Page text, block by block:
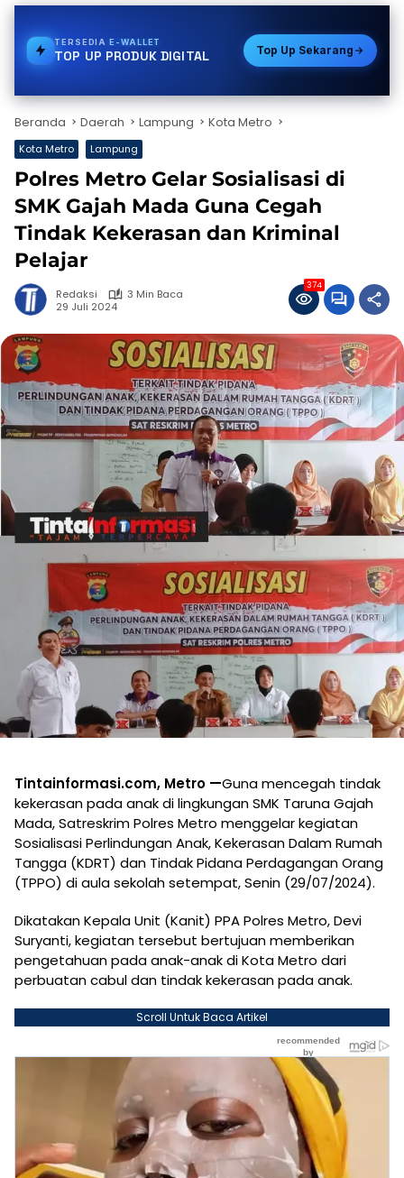
TERSEDIASTREAMING
TOP UP PRODUK DIGITAL Top Up Sekarang
Beranda Daerah Lampung Kota Metro
Kota Metro Lampung
Polres Metro Gelar Sosialisasi di
SMK Gajah Mada Guna Cegah
Tindak Kekerasan dan Kriminal
Pelajar
Redaksi
3 Min Baca
29 Juli 2024
374
Tintainformasi.com, Metro —Guna mencegah tindak
kekerasan pada anak di lingkungan SMK Taruna Gajah
Mada, Satreskrim Polres Metro menggelar kegiatan
Sosialisasi Perlindungan Anak, Kekerasan Dalam Rumah
Tangga (KDRT) dan Tindak Pidana Perdagangan Orang
(TPPO) di aula sekolah setempat, Senin (29/07/2024).
Dikatakan Kepala Unit (Kanit) PPA Polres Metro, Devi
Suryanti, kegiatan tersebut bertujuan memberikan
pengetahuan pada anak-anak di Kota Metro dari
perbuatan cabul dan tindak kekerasan pada anak.
Scroll Untuk Baca Artikel